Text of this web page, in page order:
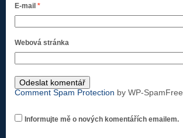
E-mail *
Webová stránka
Comment Spam Protection by WP-SpamFree
Informujte mě o nových komentářích emailem.